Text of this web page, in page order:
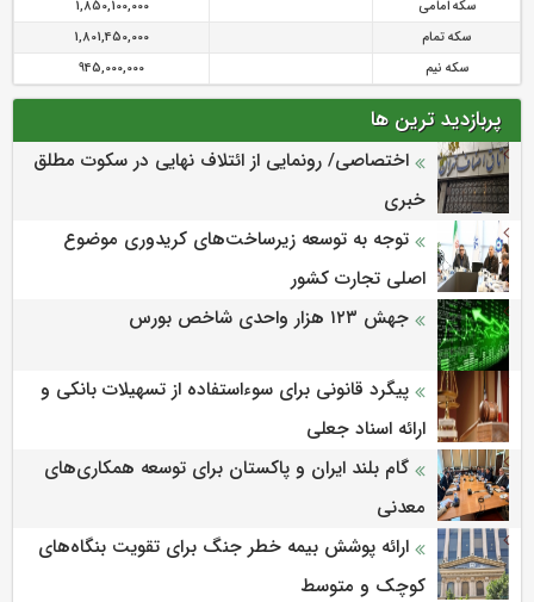
سکه امامی
1,850,100,000
سکه تمام
1,801,450,000
سکه نیم
945,000,000
پربازدید ترین ها
اختصاصی/ رونمایی از ائتلاف‌ نهایی در سکوت مطلق
خبری
توجه به توسعه زیرساخت‌های کریدوری موضوع
اصلی تجارت کشور
جهش ۱۲۳ هزار واحدی شاخص بورس
پیگرد قانونی برای سوءاستفاده از تسهیلات بانکی و
ارائه اسناد جعلی
گام بلند ایران و پاکستان برای توسعه همکاری‌های
معدنی
ارائه پوشش بیمه خطر جنگ برای تقویت بنگاه‌های
کوچک و متوسط